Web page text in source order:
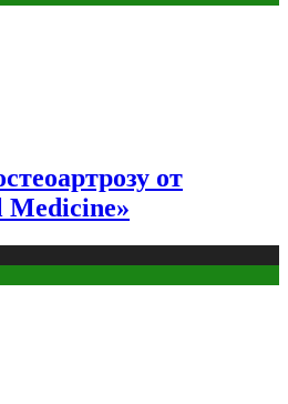
от
Medicine»